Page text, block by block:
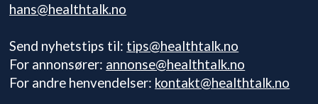
hans@healthtalk.no
Send nyhetstips til: tips@healthtalk.no
For annonsører: annonse@healthtalk.no
For andre henvendelser: kontakt@healthtalk.no